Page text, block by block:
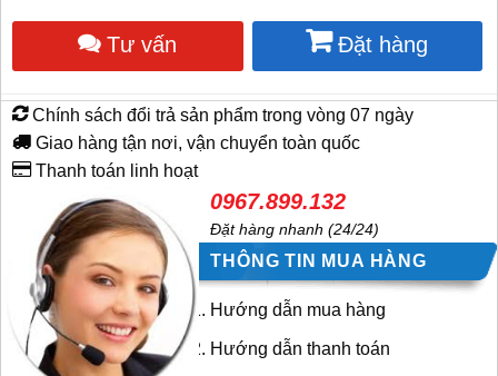
KM600S
Tư vấn Đặt hàng
Chính sách đổi trả sản phẩm trong vòng 07 ngày
Giao hàng tận nơi, vận chuyển toàn quốc
Thanh toán linh hoạt
0967.899.132
Đặt hàng nhanh (24/24)
THÔNG TIN MUA HÀNG
Hướng dẫn mua hàng
Hướng dẫn thanh toán